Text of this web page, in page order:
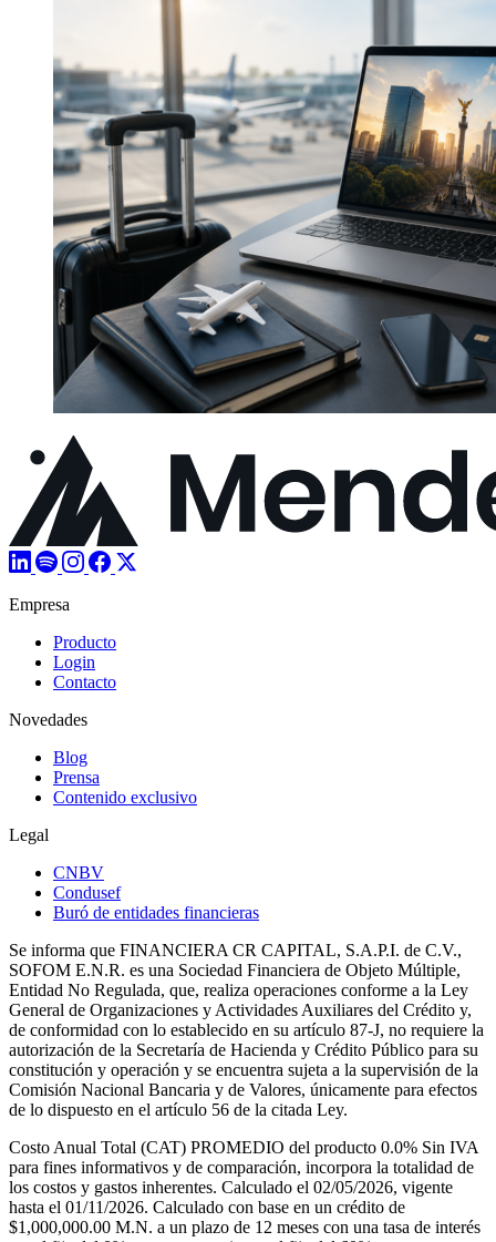
Empresa
Producto
Login
Contacto
Novedades
Blog
Prensa
Contenido exclusivo
Legal
CNBV
Condusef
Buró de entidades financieras
Se informa que FINANCIERA CR CAPITAL, S.A.P.I. de C.V.,
SOFOM E.N.R. es una Sociedad Financiera de Objeto Múltiple,
Entidad No Regulada, que, realiza operaciones conforme a la Ley
General de Organizaciones y Actividades Auxiliares del Crédito y,
de conformidad con lo establecido en su artículo 87-J, no requiere la
autorización de la Secretaría de Hacienda y Crédito Público para su
constitución y operación y se encuentra sujeta a la supervisión de la
Comisión Nacional Bancaria y de Valores, únicamente para efectos
de lo dispuesto en el artículo 56 de la citada Ley.
Costo Anual Total (CAT) PROMEDIO del producto 0.0% Sin IVA
para fines informativos y de comparación, incorpora la totalidad de
los costos y gastos inherentes. Calculado el 02/05/2026, vigente
hasta el 01/11/2026. Calculado con base en un crédito de
$1,000,000.00 M.N. a un plazo de 12 meses con una tasa de interés